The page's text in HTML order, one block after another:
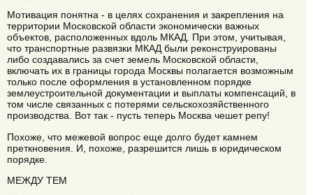
Мотивация понятна - в целях сохранения и закрепления на
территории Московской области экономически важных
объектов, расположенных вдоль МКАД. При этом, учитывая,
что транспортные развязки МКАД были реконструированы
либо создавались за счет земель Московской области,
включать их в границы города Москвы полагается возможным
только после оформления в установленном порядке
землеустроительной документации и выплаты компенсаций, в
том числе связанных с потерями сельскохозяйственного
производства. Вот так - пусть теперь Москва чешет репу!
Похоже, что межевой вопрос еще долго будет камнем
преткновения. И, похоже, разрешится лишь в юридическом
порядке.
МЕЖДУ ТЕМ